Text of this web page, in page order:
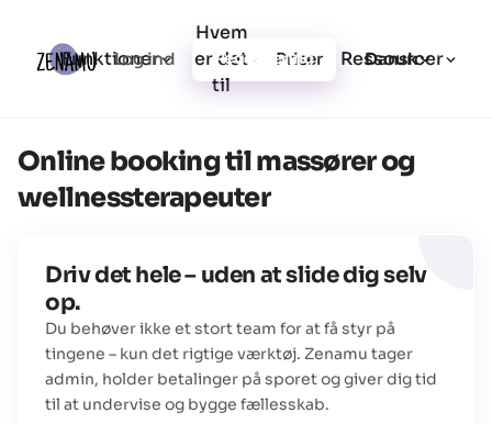
Funktioner
Hvem
er det
til
Priser Ressourcer
Log ind Registrering Dansk
Online booking til massører og
wellnessterapeuter
Driv det hele – uden at slide dig selv
op.
Du behøver ikke et stort team for at få styr på
tingene – kun det rigtige værktøj. Zenamu tager
admin, holder betalinger på sporet og giver dig tid
til at undervise og bygge fællesskab.